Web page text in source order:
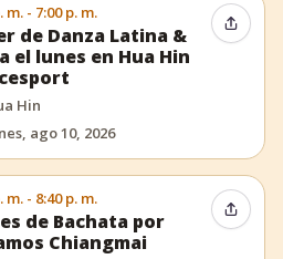
m. - 7:00 p. m.
de Danza Latina &
el lunes en Hua Hin
Hin
ago 10, 2026
m. - 8:40 p. m.
de Bachata por
Chiangmai